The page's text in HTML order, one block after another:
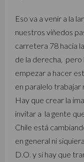
Eso va a venir a la
nuestros viñedos
carretera 78 hacia
de la derecha, pero
empezar a hacer
en paralelo trabajar
Hay que crear la
invitar a la gente
Chile está
en general ni
D.O. y sí hay que